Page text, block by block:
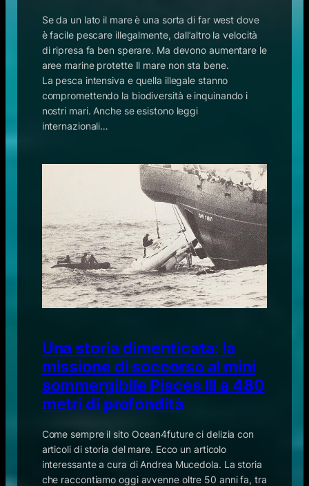
Se da un lato il mare è una sorta di far west dove
è facile pescare illegalmente, dall’altro la velocità
di ripresa fa ben sperare. Ma devono aumentare le
aree marine protette Il mare non sta bene.
La pesca intensiva e quella illegale stanno
compromettendo la biodiversità e inquinando i
nostri mari. Anche se esistono leggi
internazionali…
Una storia dimenticata: la
missione di soccorso al mini
sommergibile Pisces III a 480
metri di profondità
Come sempre il sito Ocean4future ci delizia con
articoli di storia del mare. Ecco un articolo
interessante a cura di Andrea Mucedola. La storia
che raccontiamo oggi avvenne oltre 50 anni fa, tra